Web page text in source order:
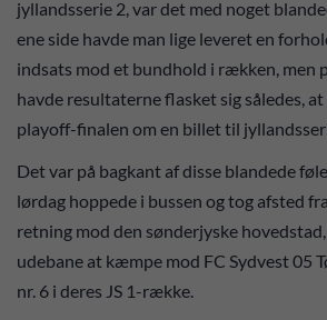
jyllandsserie 2, var det med noget
ene side havde man lige leveret en
indsats mod et bundhold i rækken, men
havde resultaterne flasket sig således,
playoff-finalen om en billet til
Det var på bagkant af disse blandede
lørdag hoppede i bussen og tog afsted
retning mod den sønderjyske hovedstad,
udebane at kæmpe mod FC Sydvest 05
nr. 6 i deres JS 1-række.